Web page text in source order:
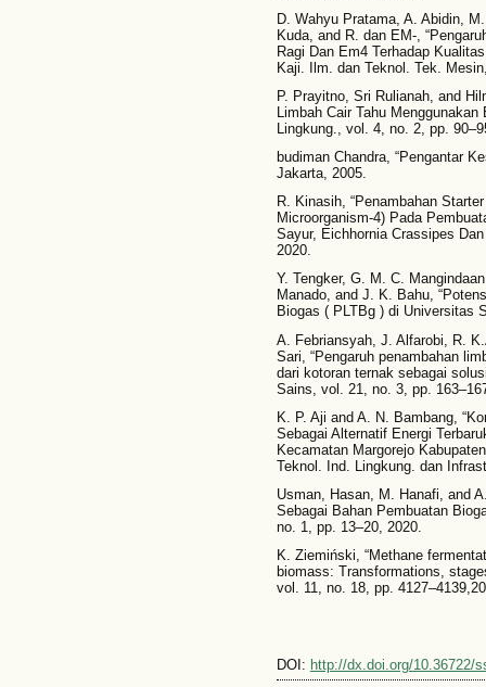
D. Wahyu Pratama, A. Abidin,
Kuda, and R. dan EM-,
Ragi Dan Em4 Terhadap
Kaji. Ilm. dan Teknol. Tek.
P. Prayitno, Sri Rulianah, and
Limbah Cair Tahu
Lingkung., vol. 4, no. 2, pp.
budiman Chandra, “Pengantar
Jakarta, 2005.
R. Kinasih, “Penambahan
Microorganism-4) Pada
Sayur, Eichhornia Crassipes
2020.
Y. Tengker, G. M. C.
Manado, and J. K. Bahu,
Biogas ( PLTBg ) di Universitas
A. Febriansyah, J. Alfarobi, R.
Sari, “Pengaruh penambahan
dari kotoran ternak sebagai
Sains, vol. 21, no. 3, pp.
K. P. Aji and A. N. Bambang,
Sebagai Alternatif Energi
Kecamatan Margorejo
Teknol. Ind. Lingkung. dan
Usman, Hasan, M. Hanafi, and
Sebagai Bahan Pembuatan
no. 1, pp. 13–20, 2020.
K. Ziemiński, “Methane
biomass: Transformations,
vol. 11, no. 18, pp.
DOI: http://dx.doi.org/10.36722/